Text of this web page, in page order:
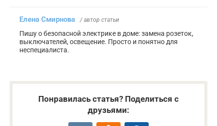
Елена Смирнова / автор статьи
Пишу о безопасной электрике в доме: замена розеток,
выключателей, освещение. Просто и понятно для
неспециалиста.
Понравилась статья? Поделиться с
друзьями: